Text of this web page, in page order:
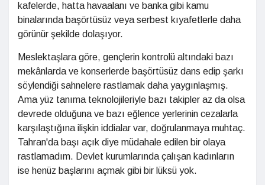
kafelerde, hatta havaalanı ve banka gibi kamu
binalarında başörtüsüz veya serbest kıyafetlerle daha
görünür şekilde dolaşıyor.
Meslektaşlara göre, gençlerin kontrolü altındaki bazı
mekânlarda ve konserlerde başörtüsüz dans edip şarkı
söylendiği sahnelere rastlamak daha yaygınlaşmış.
Ama yüz tanıma teknolojileriyle bazı takipler az da olsa
devrede olduğuna ve bazı eğlence yerlerinin cezalarla
karşılaştığına ilişkin iddialar var, doğrulanmaya muhtaç.
Tahran'da başı açık diye müdahale edilen bir olaya
rastlamadım. Devlet kurumlarında çalışan kadınların
ise henüz başlarını açmak gibi bir lüksü yok.